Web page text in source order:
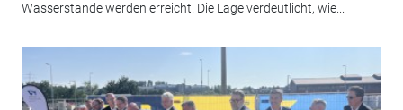
Wasserstände werden erreicht. Die Lage verdeutlicht, wie...